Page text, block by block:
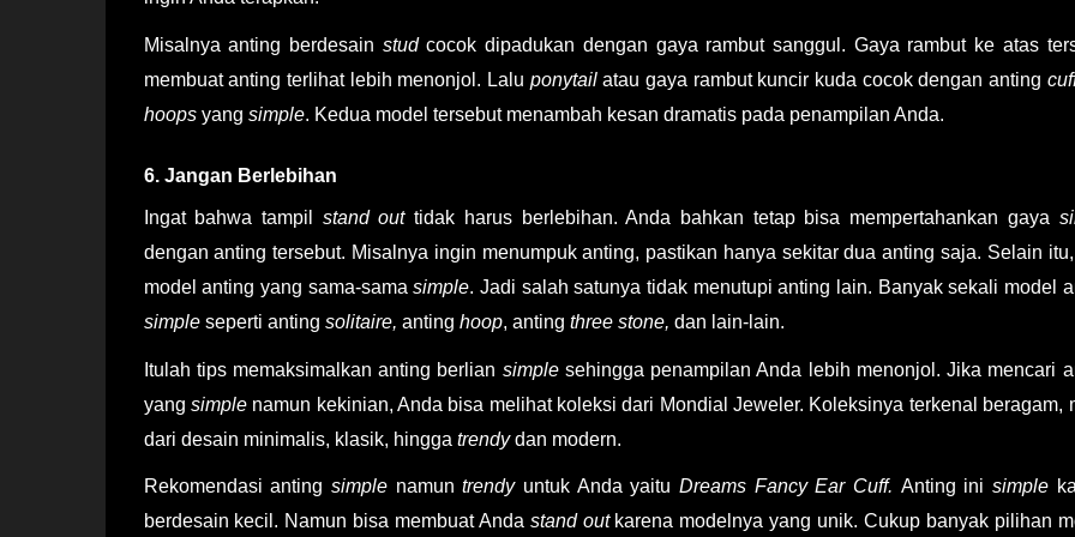
Misalnya anting berdesain studcocok dipadukan dengan gaya rambut sanggul. Gaya rambut ke atas
membuat anting terlihat lebih menonjol. Lalu ponytailatau gaya rambut kuncir kuda cocok dengan anting
hoops yang simple. Kedua model tersebut menambah kesan dramatis pada penampilan Anda.
6. Jangan Berlebihan
Ingat bahwa tampil stand outtidak harus berlebihan. Anda bahkan tetap bisa mempertahankan gaya
dengan anting tersebut. Misalnya ingin menumpuk anting, pastikan hanya sekitar dua anting saja. Selain
model anting yang sama-samasimple. Jadi salah satunya tidak menutupi anting lain. Banyak sekali model
simple seperti anting solitaire, anting hoop, anting three stone, dan lain-lain.
Itulah tips memaksimalkananting berlian simple sehingga penampilan Anda lebih menonjol. Jika mencari
yang simple namun kekinian, Anda bisa melihat koleksi dari Mondial Jeweler. Koleksinya terkenal beragam,
dari desain minimalis, klasik, hingga trendydan modern.
Rekomendasi anting simple namuntrendy untuk Anda yaitu Dreams Fancy Ear Cuff. Anting ini simple
berdesain kecil. Namun bisa membuat Anda stand out karena modelnya yang unik. Cukup banyak pilihan